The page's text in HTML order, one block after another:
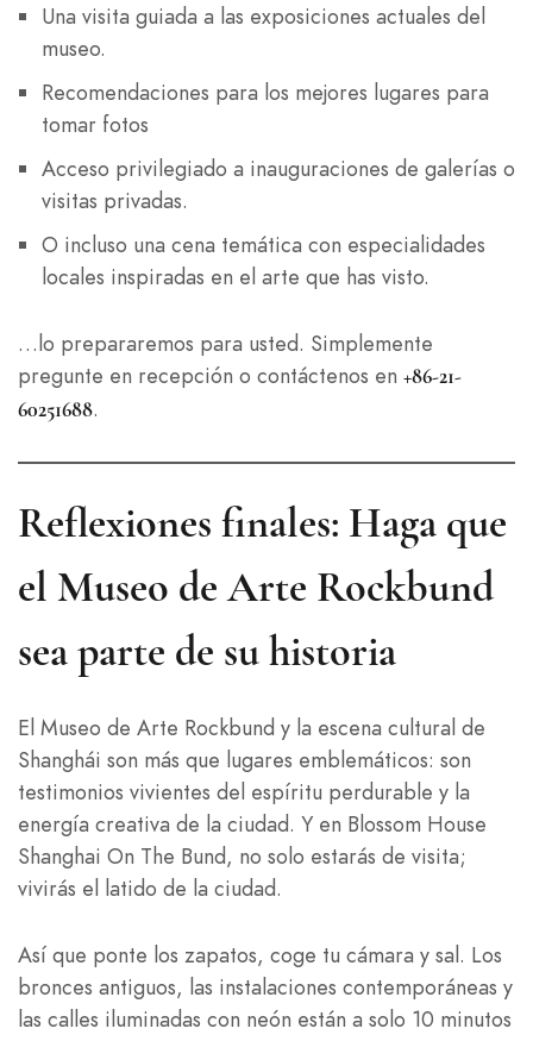
Una visita guiada a las exposiciones actuales del
museo.
Recomendaciones para los mejores lugares para
tomar fotos
Acceso privilegiado a inauguraciones de galerías o
visitas privadas.
O incluso una cena temática con especialidades
locales inspiradas en el arte que has visto.
…lo prepararemos para usted. Simplemente
pregunte en recepción o contáctenos en +86-21-
60251688.
Reflexiones finales: Haga que
el Museo de Arte Rockbund
sea parte de su historia
El Museo de Arte Rockbund y la escena cultural de
Shanghái son más que lugares emblemáticos: son
testimonios vivientes del espíritu perdurable y la
energía creativa de la ciudad. Y en Blossom House
Shanghai On The Bund, no solo estarás de visita;
vivirás el latido de la ciudad.
Así que ponte los zapatos, coge tu cámara y sal. Los
bronces antiguos, las instalaciones contemporáneas y
las calles iluminadas con neón están a solo 10 minutos